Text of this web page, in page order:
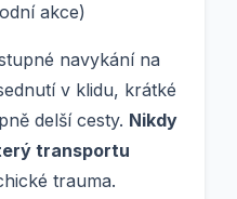
akce)
navykání na
v klidu, krátké
delší cesty. Nikdy
transportu
trauma.